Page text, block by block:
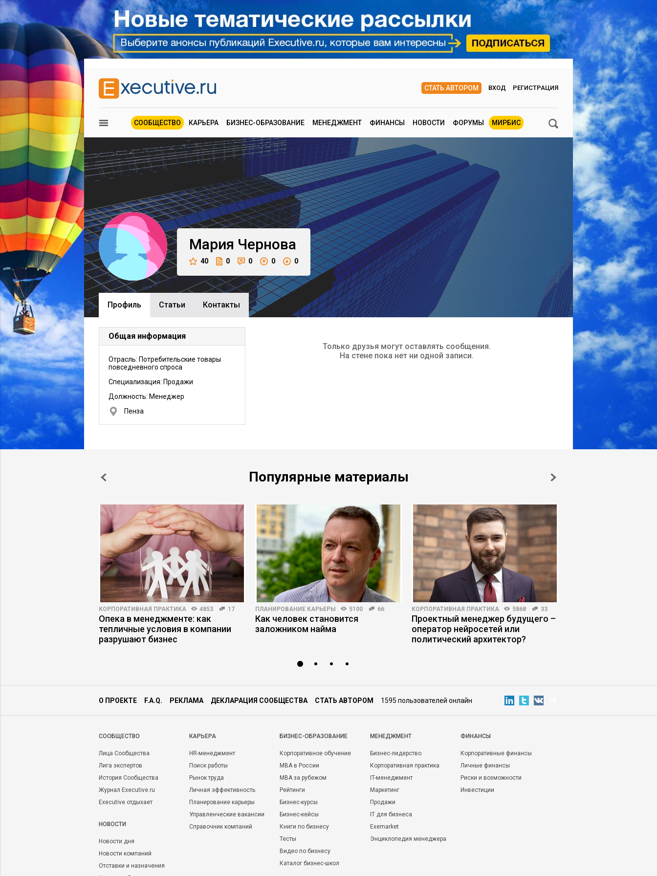
СТАТЬ АВТОРОМ ВХОД РЕГИСТРАЦИЯ
СООБЩЕСТВО КАРЬЕРА БИЗНЕС-ОБРАЗОВАНИЕ МЕНЕДЖМЕНТ ФИНАНСЫ НОВОСТИ ФОРУМЫ МИРБИС
Мария Чернова
40 0 0 0 0
Профиль Cтатьи Контакты
Общая информация
Отрасль: Потребительские товары
повседневного спроса
Специализация: Продажи
Должность: Менеджер
Пенза
Только друзья могут оставлять сообщения.
На стене пока нет ни одной записи.
Популярные материалы
КОРПОРАТИВНАЯ ПРАКТИКА 4853 17
Опека в менеджменте: как
тепличные условия в компании
разрушают бизнес
ПЛАНИРОВАНИЕ КАРЬЕРЫ 5100 66
Как человек становится
заложником найма
КОРПОРАТИВНАЯ ПРАКТИКА 5868 33
Проектный менеджер будущего –
оператор нейросетей или
политический архитектор?
О ПРОЕКТЕ F.A.Q. РЕКЛАМА ДЕКЛАРАЦИЯ СООБЩЕСТВА СТАТЬ АВТОРОМ 1595 пользователей онлайн
CООБЩЕСТВО
Лица Сообщества
Лига экспертов
История Сообщества
Журнал Executive.ru
Executive отдыхает
НОВОСТИ
Новости дня
Новости компаний
Отставки и назначения
КАРЬЕРА
HR-менеджмент
Поиск работы
Рынок труда
Личная эффективность
Планирование карьеры
Управленческие вакансии
Справочник компаний
БИЗНЕС-ОБРАЗОВАНИЕ
Корпоративное обучение
MBA в России
MBA за рубежом
Рейтинги
Бизнес-курсы
Бизнес-кейсы
Книги по бизнесу
Тесты
Видео по бизнесу
Каталог бизнес-школ
МЕНЕДЖМЕНТ
Бизнес-лидерство
Корпоративная практика
IT-менеджмент
Маркетинг
Продажи
IT для бизнеса
Exemarket
Энциклопедия менеджера
ФИНАНСЫ
Корпоративные финансы
Личные финансы
Риски и возможности
Инвестиции